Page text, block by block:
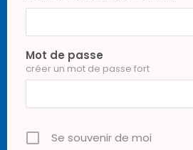
Mot de passe
créer un mot de passe fort
Se souvenir de moi